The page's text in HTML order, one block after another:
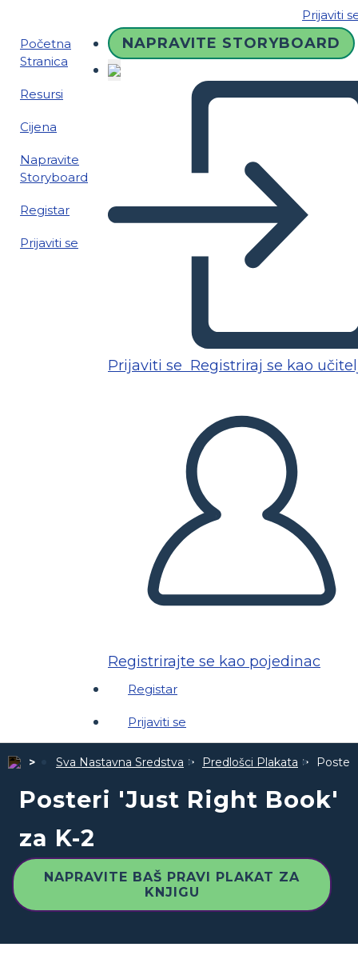
Prijaviti
Početna
Stranica
Resursi
Cijena
Napravite
Storyboard
Registar
Prijaviti se
NAPRAVITE STORYBOARD
Prijaviti se Registriraj se kao
Registrirajte se kao pojedinac
Registar
Prijaviti se
Sva Nastavna Sredstva Predlošci Plakata
Posteri 'Just Right Book'
za K-2
NAPRAVITE BAŠ PRAVI PLAKAT ZA
KNJIGU